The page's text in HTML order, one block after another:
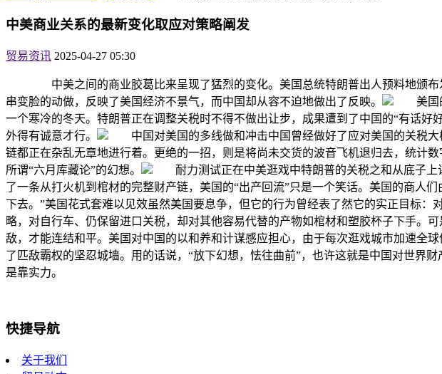
中美商业关系的最新变化取应对策略阐发
贸易资讯 2025-04-27 05:30
中美之间的商业胶葛比来呈现了猛烈的变化。美国总统特朗普出人预料地颁布
串变脸的动做，反映了美国经济不景气，而中国却从容不迫地做出了反映。
美国
一个寒冷的冬天。特朗普正在调整关税时不得不做出让步，成果遭到了中国的“有话
外得有诚意才行。
中国对美国的多线做和冲击中国曾经做好了应对美国的关税
链都正在杂乱无章地进行着。更绝的一招，则是将尚未交货的波音飞机退归去，统计
所谓“六月库藏论”的幻想。
耐力测试正在中美逛戏中特朗普的关税之和从底子
了一条从打火机到棺材的完整财产链，美国的“出产回流”只是一个笑话。美国的商人
下去。”美国花式套难以见效虽然美国要息争，但它的行为曾经表了然它的实正目标
略，对自行车、仍保留进口关税，却对其他容易代替的产物如棺材和塑胶杯子下手。
敌，才能连结和平。美国对中国的以和养和计谋感应担心，由于每次逛戏城市加速全
了匹敌霸权的坚忍城墙。用的话说，“放下幻想，怯往曲前”，也许这就是中国对世界
是靠实力。
快捷导航
关于我们